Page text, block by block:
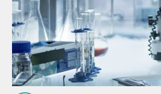
// Blogartikel
// Milchwirtschaft
// Kosmetik